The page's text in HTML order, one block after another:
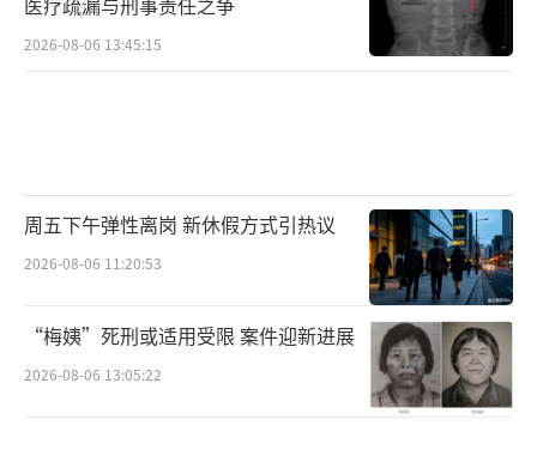
2026-08-06 13:45:15
周五下午弹性离岗 新休假方式引热议
2026-08-06 11:20:53
“梅姨”死刑或适用受限 案件迎新进展
2026-08-06 13:05:22